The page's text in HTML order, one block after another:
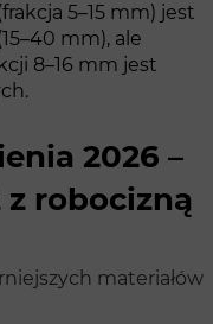
5–15 mm) jest
mm), ale
8–16 mm jest
2026 –
robocizną
materiałów